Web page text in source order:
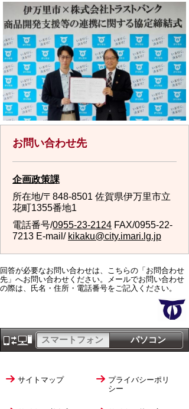
お問い合わせ先
企画政策課
所在地/〒848-8501 佐賀県伊万里市立
花町1355番地1
電話番号/0955-23-2124 FAX/0955-22-
7213 E-mail/ kikaku@city.imari.lg.jp
回答が必要なお問い合わせは、こちらの「お問合わせ
先」へお問い合わせください。メールでお問い合わせ
の際は、氏名・住所・電話番号をご記入ください。
パソコン
スマートフォン
サイトマップ
プライバシーポリ
シー